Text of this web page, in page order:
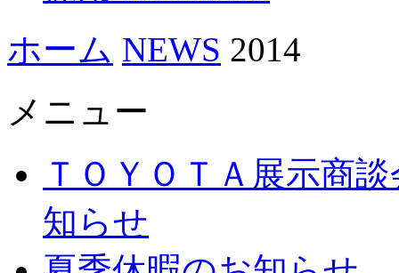
ホーム NEWS 2014
メニュー
ＴＯＹＯＴＡ展示商
知らせ